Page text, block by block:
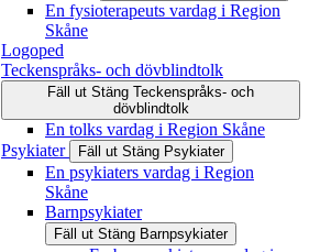
En fysioterapeuts vardag i Region
Skåne
Logoped
Teckenspråks- och dövblindtolk
Fäll ut Stäng Teckenspråks- och
dövblindtolk
En tolks vardag i Region Skåne
Psykiater
Fäll ut Stäng Psykiater
En psykiaters vardag i Region
Skåne
Barnpsykiater
Fäll ut Stäng Barnpsykiater